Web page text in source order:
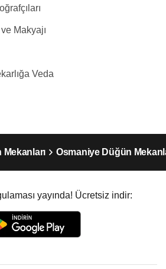
Makyajı
Veda
Mekanları Osmaniye Düğün
yayında! Ücretsiz indir: